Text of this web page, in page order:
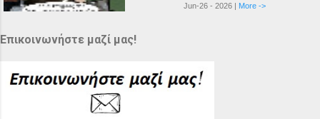
Jun-26 - 2026 | More ->
Επικοινωνήστε μαζί μας!